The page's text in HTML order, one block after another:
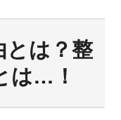
とは？整
は…！